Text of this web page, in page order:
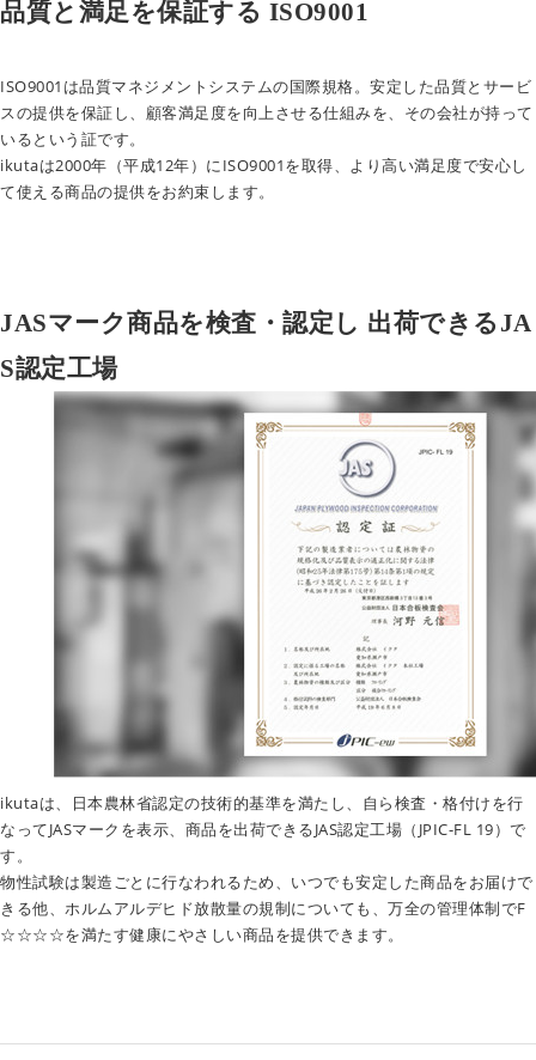
品質と満足を保証する ISO9001
ISO9001は品質マネジメントシステムの国際規格。安定した品質とサービ
スの提供を保証し、顧客満足度を向上させる仕組みを、その会社が持って
いるという証です。
ikutaは2000年（平成12年）にISO9001を取得、より高い満足度で安心し
て使える商品の提供をお約束します。
JASマーク商品を検査・認定し 出荷できるJA
S認定工場
ikutaは、日本農林省認定の技術的基準を満たし、自ら検査・格付けを行
なってJASマークを表示、商品を出荷できるJAS認定工場（JPIC-FL 19）で
す。
物性試験は製造ごとに行なわれるため、いつでも安定した商品をお届けで
きる他、ホルムアルデヒド放散量の規制についても、万全の管理体制でF
☆☆☆☆を満たす健康にやさしい商品を提供できます。